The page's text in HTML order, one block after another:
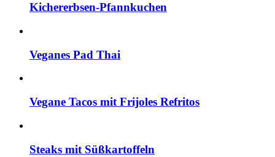
Kichererbsen-Pfannkuchen
Veganes Pad Thai
Vegane Tacos mit Frijoles Refritos
Steaks mit Süßkartoffeln